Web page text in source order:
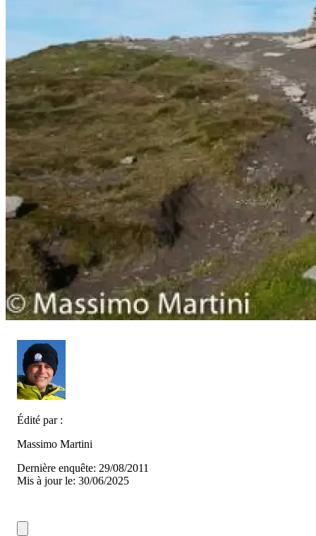
Édité par :
Massimo Martini
Dernière enquête: 29/08/2011
Mis à jour le: 30/06/2025